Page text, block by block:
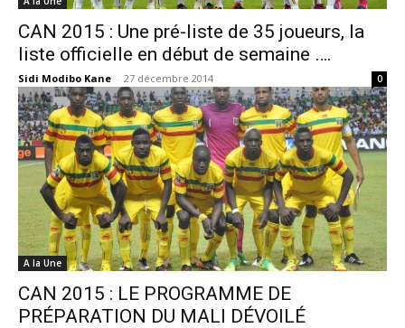
CAN 2015 : Une pré-liste de 35 joueurs, la
liste officielle en début de semaine ….
Sidi Modibo Kane - 27 décembre 2014 0
A la Une
CAN 2015 : LE PROGRAMME DE
PRÉPARATION DU MALI DÉVOILÉ